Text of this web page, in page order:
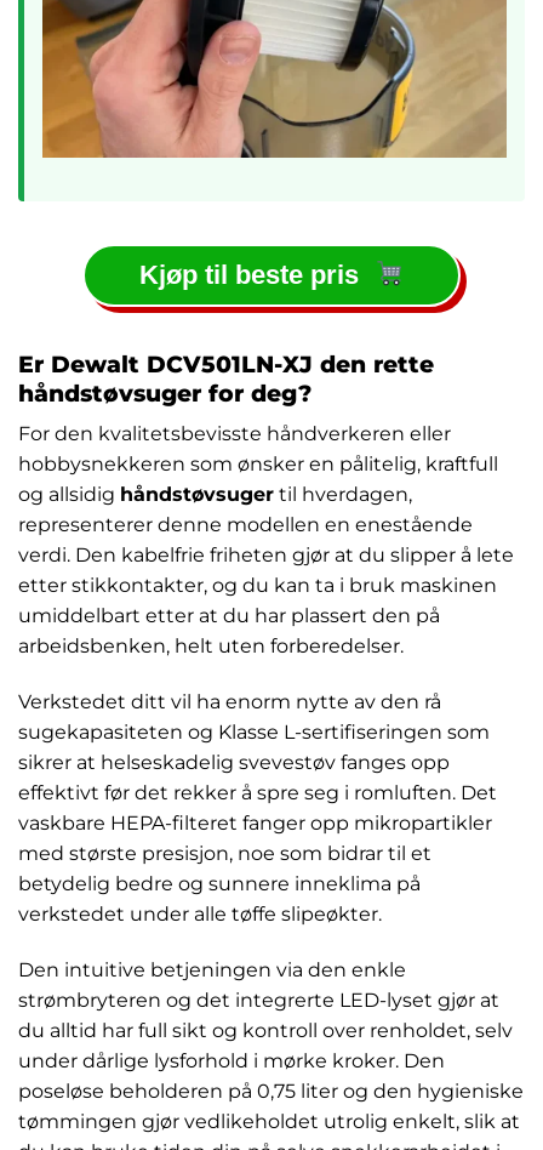
Kjøp til beste pris
Er Dewalt DCV501LN-XJ den rette
håndstøvsuger for deg?
For den kvalitetsbevisste håndverkeren eller
hobbysnekkeren som ønsker en pålitelig, kraftfull
og allsidig håndstøvsuger til hverdagen,
representerer denne modellen en enestående
verdi. Den kabelfrie friheten gjør at du slipper å lete
etter stikkontakter, og du kan ta i bruk maskinen
umiddelbart etter at du har plassert den på
arbeidsbenken, helt uten forberedelser.
Verkstedet ditt vil ha enorm nytte av den rå
sugekapasiteten og Klasse L-sertifiseringen som
sikrer at helseskadelig svevestøv fanges opp
effektivt før det rekker å spre seg i romluften. Det
vaskbare HEPA-filteret fanger opp mikropartikler
med største presisjon, noe som bidrar til et
betydelig bedre og sunnere inneklima på
verkstedet under alle tøffe slipeøkter.
Den intuitive betjeningen via den enkle
strømbryteren og det integrerte LED-lyset gjør at
du alltid har full sikt og kontroll over renholdet, selv
under dårlige lysforhold i mørke kroker. Den
poseløse beholderen på 0,75 liter og den hygieniske
tømmingen gjør vedlikeholdet utrolig enkelt, slik at